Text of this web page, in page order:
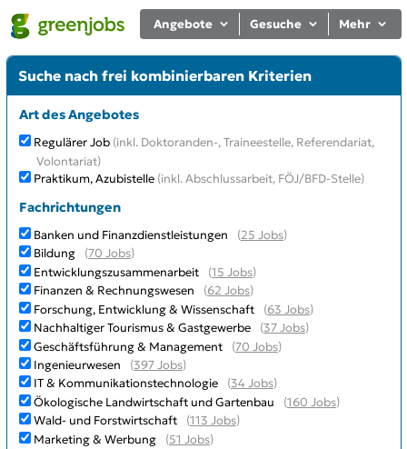
Angebote Gesuche Mehr
Suche nach frei kombinierbaren Kriterien
Art des Angebotes
Regulärer Job (inkl. Doktoranden-, Traineestelle, Referendariat,
Volontariat)
Praktikum, Azubistelle (inkl. Abschlussarbeit, FÖJ/BFD-Stelle)
Fachrichtungen
Banken und Finanzdienstleistungen (25 Jobs)
Bildung
(70 Jobs)
Entwicklungszusammenarbeit
(15 Jobs)
Finanzen & Rechnungswesen
(62 Jobs)
Forschung, Entwicklung & Wissenschaft
(63 Jobs)
Nachhaltiger Tourismus & Gastgewerbe
(37 Jobs)
Geschäftsführung & Management
(70 Jobs)
Ingenieurwesen
(397 Jobs)
IT & Kommunikationstechnologie
(34 Jobs)
Ökologische Landwirtschaft und Gartenbau
(160 Jobs)
Wald- und Forstwirtschaft
(113 Jobs)
Marketing & Werbung
(51 Jobs)